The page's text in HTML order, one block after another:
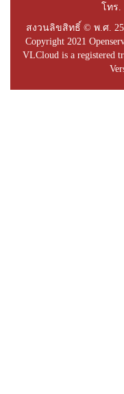
โทร.
สงวนลิขสิทธิ์ © พ.ศ.
Copyright 2021
VLCloud is a registered